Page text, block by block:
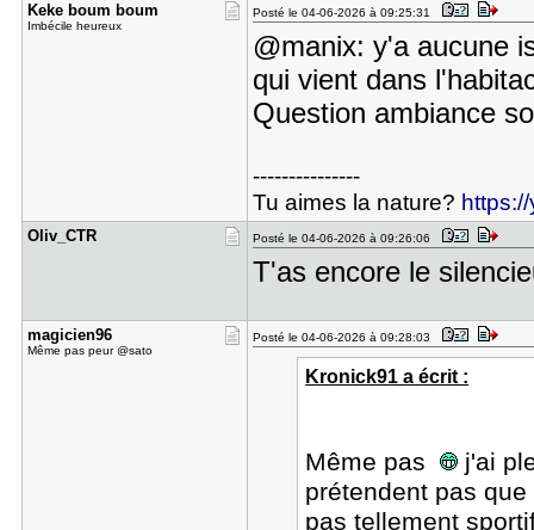
Keke boum ​boum
Imbécile heureux
Posté le 04-06-2026 à 09:25:31
@manix: y'a aucune
qui vient dans
Question ambiance
---------------
Tu aimes la nature?
Oliv_CTR Posté le 04-06-2026 à 09:26:06
T'as encore le
magicien96
Même pas peur @sato
Posté le 04-06-2026 à 09:28:03
Kronick91 a écrit :
Même pas
j'ai
prétendent pas
pas tellement